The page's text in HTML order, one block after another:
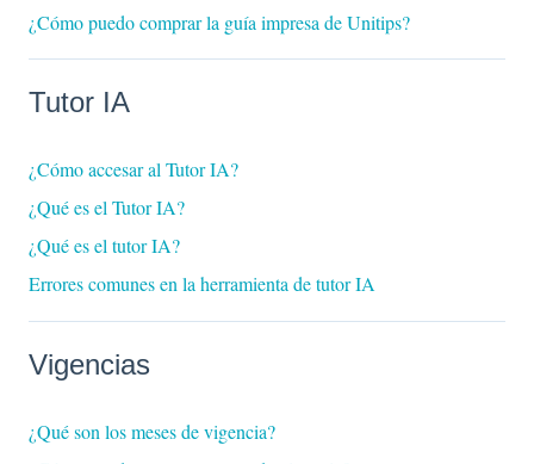
¿Cómo puedo comprar la guía impresa de Unitips?
Tutor IA
¿Cómo accesar al Tutor IA?
¿Qué es el Tutor IA?
¿Qué es el tutor IA?
Errores comunes en la herramienta de tutor IA
Vigencias
¿Qué son los meses de vigencia?